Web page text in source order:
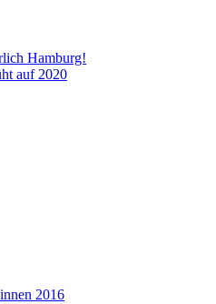
Hamburg!
auf 2020
2016